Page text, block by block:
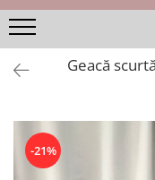
Rochii elegante midi
Rochii elegante scurte
Rochii casual
Rochii de nuntă
Rochii de botez
Geacă
-21%